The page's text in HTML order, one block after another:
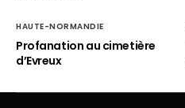
HAUTE-NORMANDIE
Profanation au cimetière
d’Evreux